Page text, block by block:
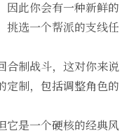
因此你会有一种新鲜的
挑选一个帮派的支线任
合制战斗，这对你来说
定制，包括调整角色的
它是一个硬核的经典风